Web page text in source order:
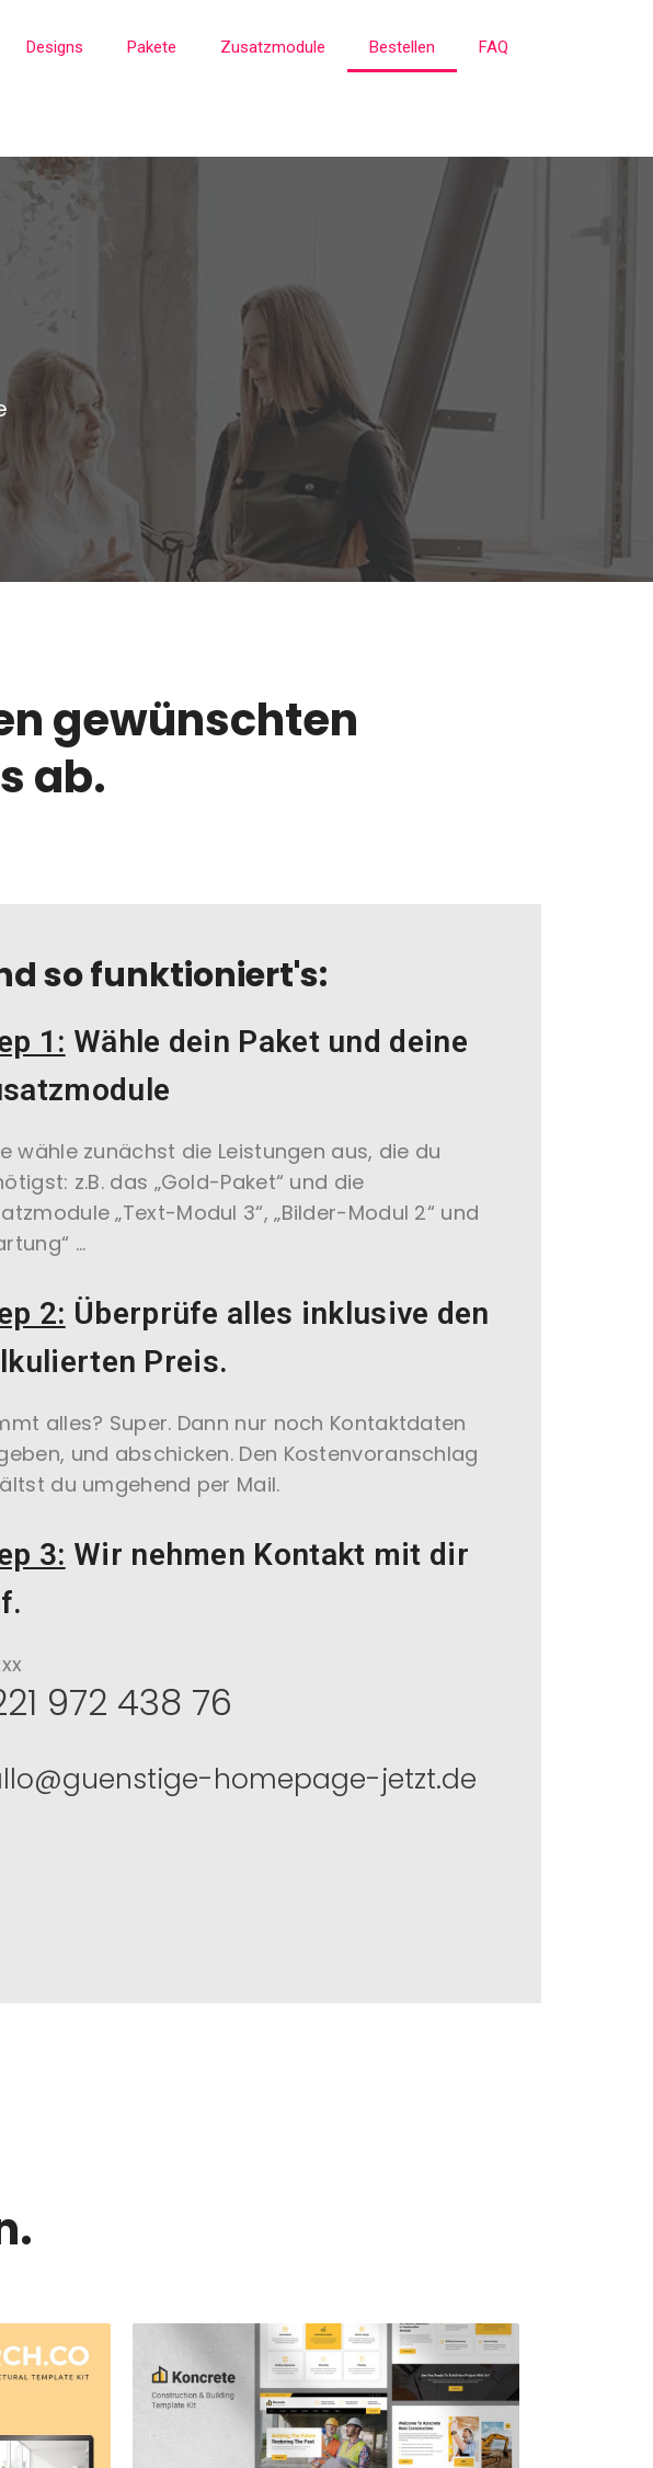
Designs Pakete Zusatzmodule Bestellen FAQ
gewünschten
ab.
so funktioniert's:
1: Wähle dein Paket und deine
wähle zunächst die Leistungen aus, die du
z.B. das „Gold-Paket“ und die
„Text-Modul 3“, „Bilder-Modul 2“ und
…
2: Überprüfe alles inklusive den
Preis.
alles? Super. Dann nur noch Kontaktdaten
und abschicken. Den Kostenvoranschlag
du umgehend per Mail.
3: Wir nehmen Kontakt mit dir
972 438 76
homepage-jetzt.de